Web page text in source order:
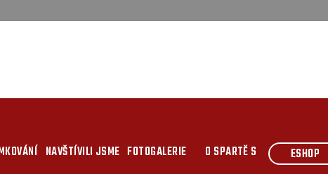
NAVŠTÍVILI JSME FOTOGALERIE O SPARTĚ S ESHOP